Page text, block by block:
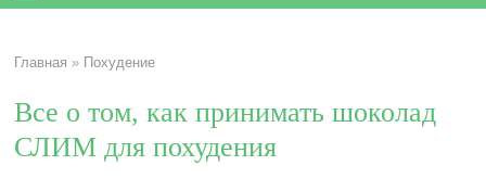
Главная » Похудение
Все о том, как принимать шоколад
СЛИМ для похудения